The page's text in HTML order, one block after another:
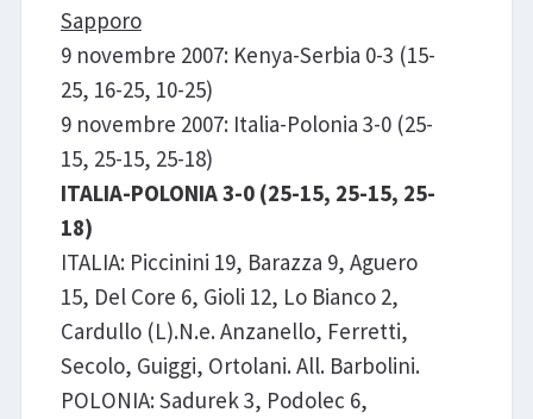
Sapporo
9 novembre 2007: Kenya-Serbia 0-3 (15-
25, 16-25, 10-25)
9 novembre 2007: Italia-Polonia 3-0 (25-
15, 25-15, 25-18)
ITALIA-POLONIA 3-0 (25-15, 25-15, 25-
18)
ITALIA: Piccinini 19, Barazza 9, Aguero
15, Del Core 6, Gioli 12, Lo Bianco 2,
Cardullo (L).N.e. Anzanello, Ferretti,
Secolo, Guiggi, Ortolani. All. Barbolini.
POLONIA: Sadurek 3, Podolec 6,